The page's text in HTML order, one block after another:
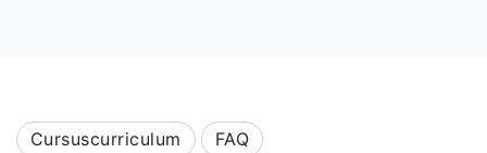
Cursuscurriculum
FAQ